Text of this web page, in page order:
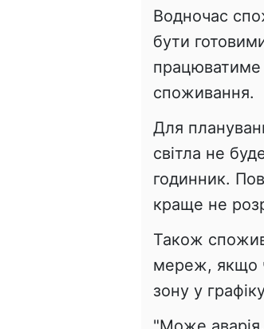
Водночас
бути
працюватиме
споживання.
Для
світла не
годинник.
краще не
Також
мереж, якщо
зону у